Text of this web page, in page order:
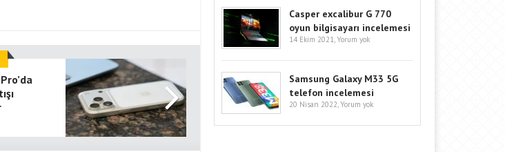
Casper excalibur G 770
oyun bilgisayarı incelemesi
14 Ekim 2021, Yorum yok
Samsung Galaxy M33 5G
telefon incelemesi
20 Nisan 2022, Yorum yok